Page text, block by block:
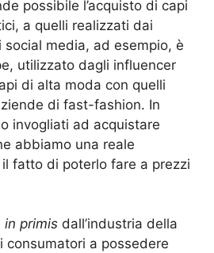
possibile l’acquisto di capi
a quelli realizzati dai
media, ad esempio, è
utilizzato dagli influencer
di alta moda con quelli
di fast-fashion. In
invogliati ad acquistare
abbiamo una reale
fatto di poterlo fare a prezzi
in primis dall’industria della
consumatori a possedere